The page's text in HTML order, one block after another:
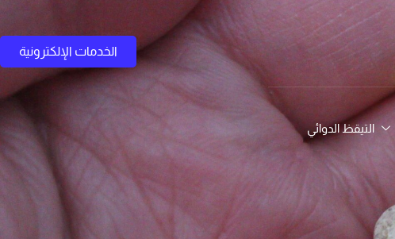
الخدمات الإلكترونية
التيقظ الدوائي